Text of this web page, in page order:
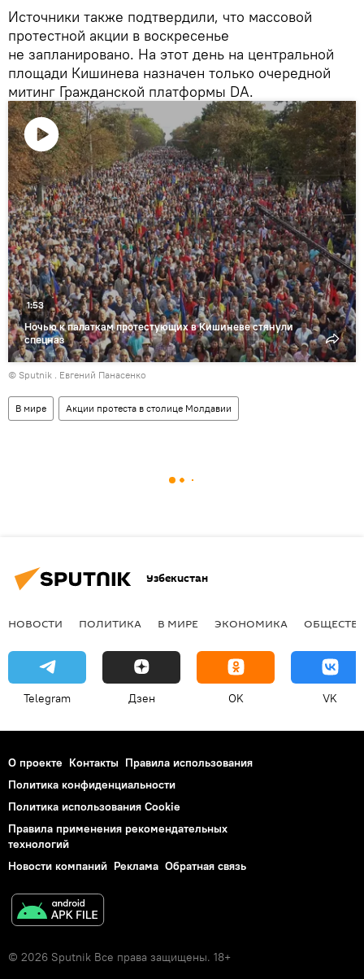
Источники также подтвердили, что массовой
протестной акции в воскресенье
не запланировано. На этот день на центральной
площади Кишинева назначен только очередной
митинг Гражданской платформы DA.
Воспроизвести
видео
Ночью к палаткам протестующих в Кишиневе стянули
спецназ
1:53
© Sputnik . Евгений Панасенко
В мире Акции протеста в столице Молдавии
Узбекистан
НОВОСТИ ПОЛИТИКА В МИРЕ ЭКОНОМИКА
Telegram Дзен OK VK
О проекте Контакты Правила использования
Политика конфиденциальности
Политика использования Cookie
Правила применения рекомендательных
технологий
Новости компаний Реклама Обратная связь
© 2026 Sputnik Все права защищены. 18+